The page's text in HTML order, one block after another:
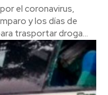
el coronavirus,
y los días de
trasportar droga...